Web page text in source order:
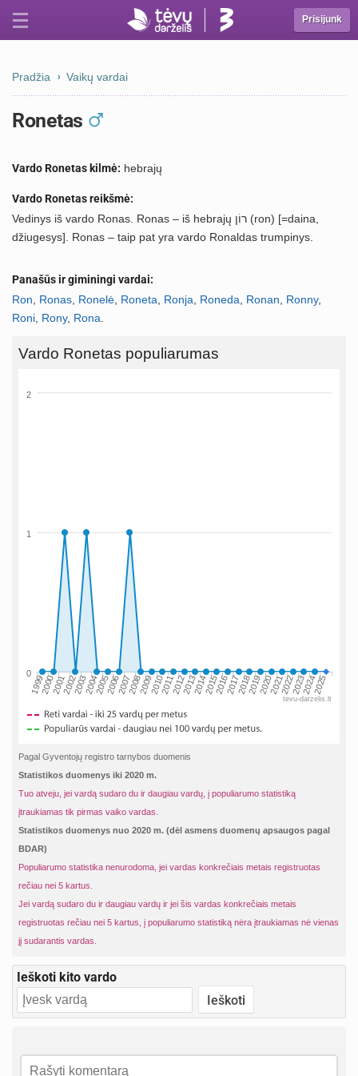
Prisijunk
Pradžia Vaikų vardai
Ronetas
Vardo Ronetas kilmė: hebrajų
Vardo Ronetas reikšmė:
Vedinys iš vardo Ronas. Ronas – iš hebrajų רוֹן (ron) [=daina,
džiugesys]. Ronas – taip pat yra vardo Ronaldas trumpinys.
Panašūs ir giminingi vardai:
Ron
Ronas Ronelė Roneta Ronja Roneda Ronan Ronny,
Roni Rony, Rona
Vardo Ronetas populiarumas
199920002001200220032004200520062007200820092010201120122013201420152016201720182019202020212022202320242025
0
1
2
tevu-darzelis.lt
Pagal Gyventojų registro tarnybos duomenis
Statistikos duomenys iki 2020 m.
Tuo atveju, jei vardą sudaro du ir daugiau vardų, į populiarumo statistiką
įtraukiamas tik pirmas vaiko vardas.
Statistikos duomenys nuo 2020 m. (dėl asmens duomenų apsaugos pagal
BDAR)
Populiarumo statistika nenurodoma, jei vardas konkrečiais metais registruotas
rečiau nei 5 kartus.
Jei vardą sudaro du ir daugiau vardų ir jei šis vardas konkrečiais metais
registruotas rečiau nei 5 kartus, į populiarumo statistiką nėra įtraukiamas nė vienas
jį sudarantis vardas.
Ieškoti kito vardo